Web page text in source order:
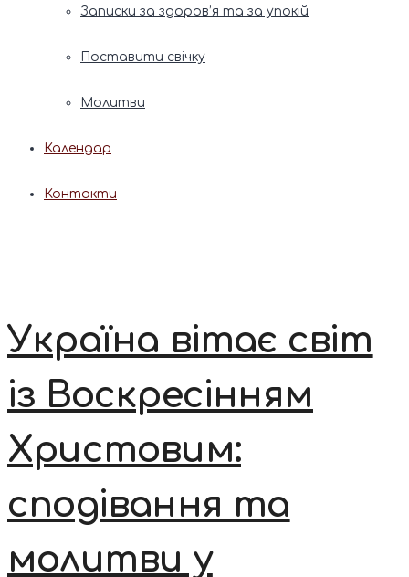
Записки за здоров’я та за упокій
Поставити свічку
Молитви
Календар
Контакти
Україна вітає світ
із Воскресінням
Христовим:
сподівання та
молитви у